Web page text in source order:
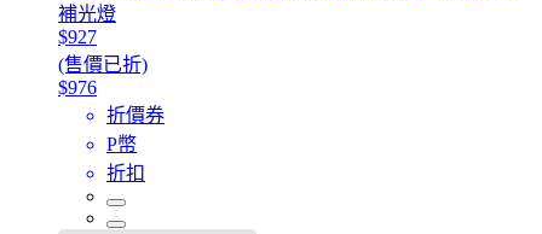
補光燈
$927
(售價已折)
$976
折價券
P幣
折扣